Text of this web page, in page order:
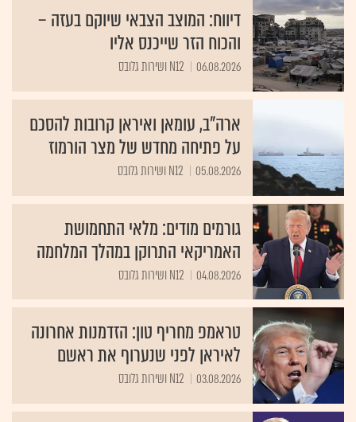
דיווח: המוצב הצבאי שיוקם בעזה –
והכוח הזר שייכנס אליו
06.08.2026 N12 ושירות גלובס
ארה"ב, עומאן ואיראן קרובות להסכם
על פתיחה מחדש של מצר הורמוז
05.08.2026 N12 ושירות גלובס
גורמים מודים: מלאי התחמושת
האמריקאי התרוקן במהלך המלחמה
04.08.2026 N12 ושירות גלובס
טראמפ מחריף טון: הזדמנות אחרונה
לאיראן לפני שנערוף את ראשם
03.08.2026 N12 ושירות גלובס